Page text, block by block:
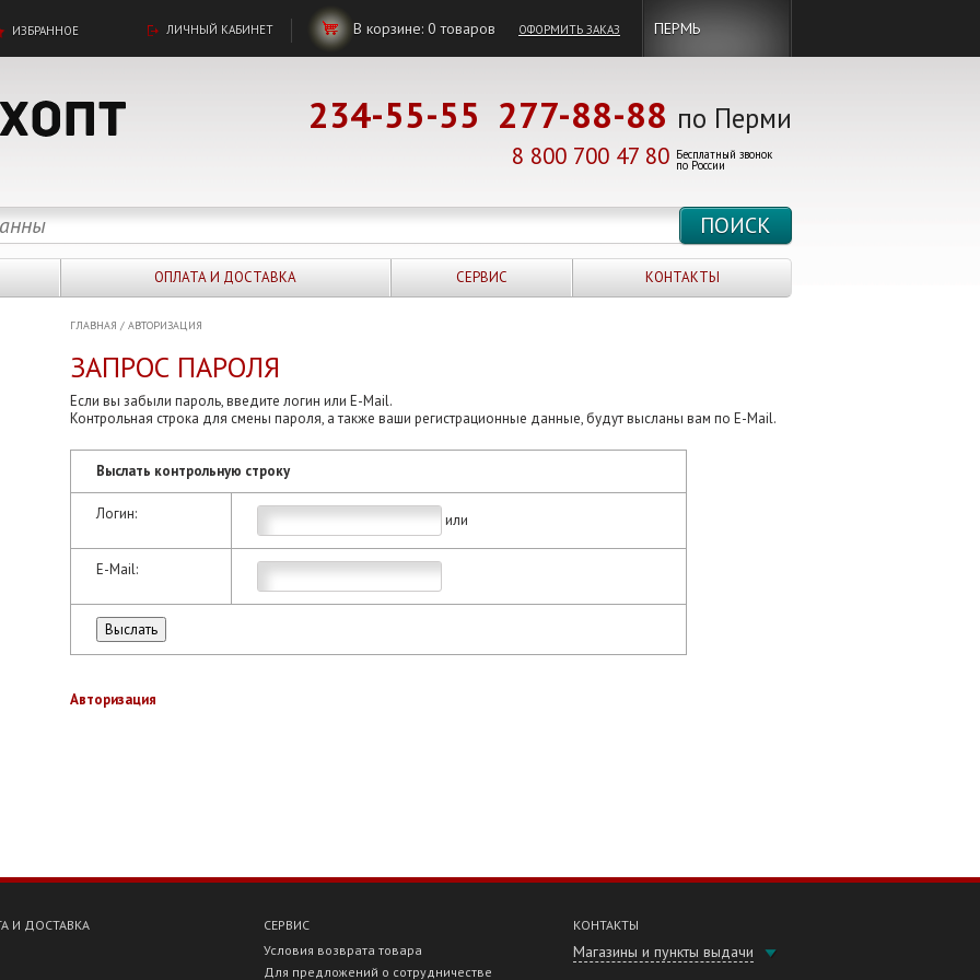
ИЗБРАННОЕ ЛИЧНЫЙ КАБИНЕТ В корзине: 0товаров ОФОРМИТЬ ЗАКАЗ ПЕРМЬ
234-55-55 277-88-88 по Перми
8 800 700 47 80 Бесплатный звонок
по России
ОПЛАТА И ДОСТАВКА СЕРВИС КОНТАКТЫ
ГЛАВНАЯ / АВТОРИЗАЦИЯ
ЗАПРОС ПАРОЛЯ
Если вы забыли пароль, введите логин или E-Mail.
Контрольная строка для смены пароля, а также ваши регистрационные данные, будут высланы вам по E-Mail.
Выслать контрольную строку
Логин: или
E-Mail:
Авторизация
КОНТАКТЫ
Магазины и пункты выдачи
И ДОСТАВКА
СЕРВИС
Условия возврата товара
Для предложений о сотрудничестве